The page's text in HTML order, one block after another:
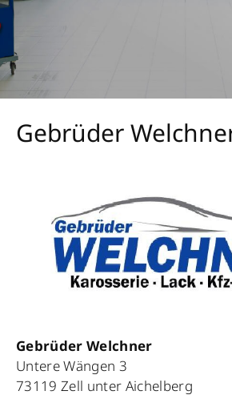
Gebrüder
Gebrüder Welchner
Untere Wängen 3
73119 Zell unter Aichelberg